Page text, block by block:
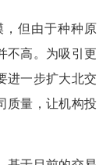
但由于种种原
不高。为吸引更
进一步扩大北交
质量，让机构投